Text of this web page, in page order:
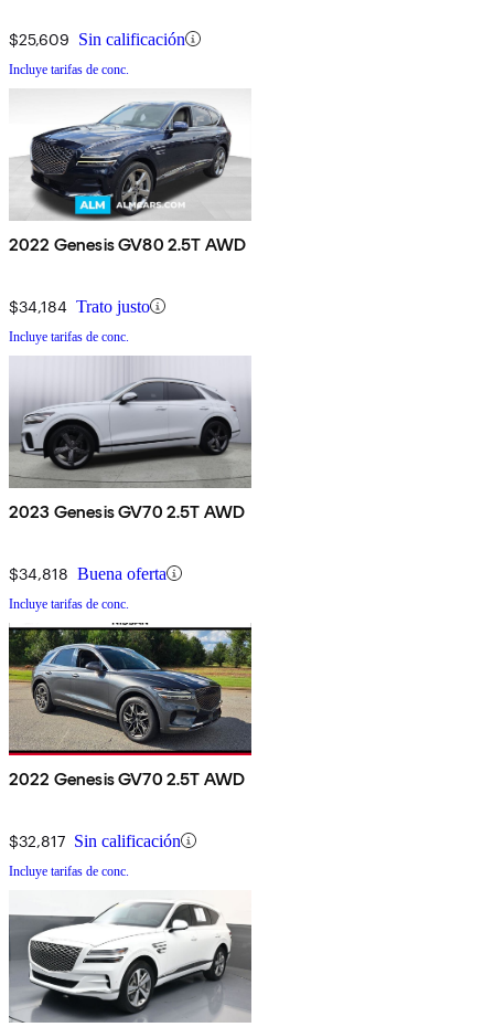
$25,609 Sin calificación
Incluye tarifas de conc.
2022 Genesis GV80 2.5T AWD
$34,184 Trato justo
Incluye tarifas de conc.
2023 Genesis GV70 2.5T AWD
$34,818 Buena oferta
Incluye tarifas de conc.
2022 Genesis GV70 2.5T AWD
$32,817 Sin calificación
Incluye tarifas de conc.